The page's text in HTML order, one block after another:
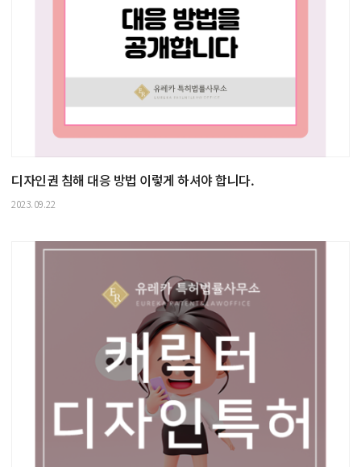
디자인권 침해 대응 방법 이렇게 하셔야 합니다.
2023.09.22